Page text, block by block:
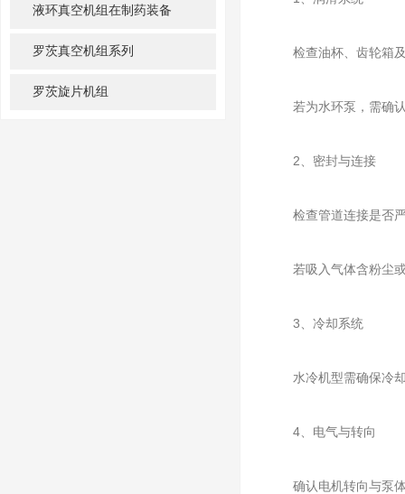
机组液环真空机组在制药装备
罗茨真空机组系列
罗茨旋片机组
检查油杯、齿轮箱及
若为水环泵，需确认
‌2、密封与连接‌
检查管道连接是否严
若吸入气体含粉尘或
‌3、冷却系统‌
水冷机型需确保冷却
‌4、电气与转向‌
确认电机转向与泵体